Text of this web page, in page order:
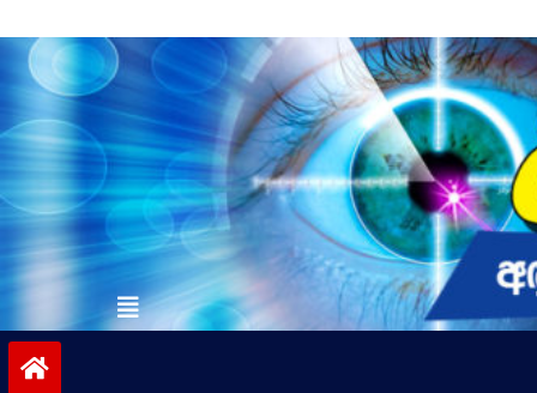
to
contentvinivida.lk